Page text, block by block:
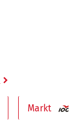
Markt